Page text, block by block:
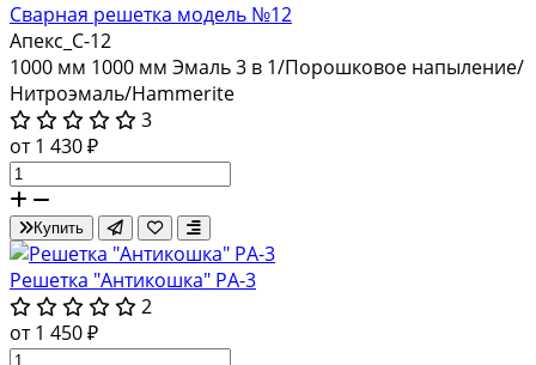
Сварная решетка модель №12
Апекс_С-12
1000 мм 1000 мм Эмаль 3 в 1/Порошковое напыление/
Нитроэмаль/Hammerite
3
от 1 430 ₽
Купить
Решетка "Антикошка" РА-3
2
от 1 450 ₽